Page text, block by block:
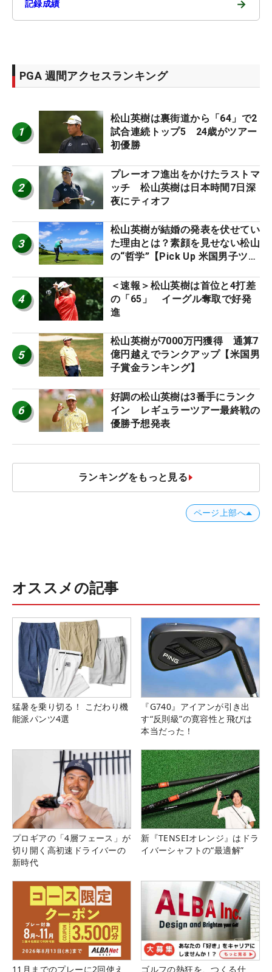
記録成績 →
PGA 週間アクセスランキング
1
松山英樹は裏街道から「64」で2
試合連続トップ5 24歳がツアー
初優勝
2
プレーオフ進出をかけたラストマ
ッチ 松山英樹は日本時間7日深
夜にティオフ
3
松山英樹が結婚の発表を伏せてい
た理由とは？素顔を見せない松山
の“哲学”【Pick Up 米国男子ツア
4
＜速報＞松山英樹は首位と4打差
の「65」 イーグル奪取で好発
進
5
松山英樹が7000万円獲得 通算7
億円越えでランクアップ【米国男
子賞金ランキング】
6
好調の松山英樹は3番手にランク
イン レギュラーツアー最終戦の
優勝予想発表
ランキングをもっと見る
ページ上部へ
オススメの記事
猛暑を乗り切る！ こだわり機
能派パンツ4選
『G740』アイアンが引き出
す“反則級”の寛容性と飛びは
本当だった！
プロギアの「4層フェース」が
切り開く高初速ドライバーの
新時代
新『TENSEIオレンジ』はドラ
イバーシャフトの“最適解”
11月までのプレーに2回使え
ゴルフの熱狂を、つくる仕